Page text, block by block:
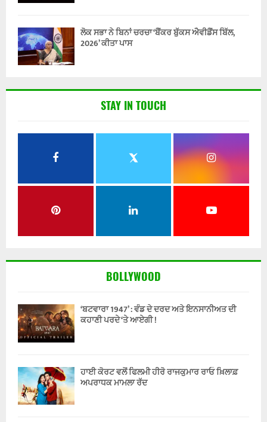
ਲੋਕ ਸਭਾ ਨੇ ਬਿਨਾਂ ਚਰਚਾ ‘ਬੈਂਕਰ ਬੁੱਕਸ ਐਵੀਡੈਂਸ ਬਿੱਲ,
2026’ ਕੀਤਾ ਪਾਸ
STAY IN TOUCH
BOLLYWOOD
‘ਬਟਵਾਰਾ 1947’ : ਵੰਡ ਦੇ ਦਰਦ ਅਤੇ ਇਨਸਾਨੀਅਤ ਦੀ
ਕਹਾਣੀ ਪਰਦੇ ‘ਤੇ ਆਏਗੀ !
ਹਾਈ ਕੋਰਟ ਵਲੋਂ ਫਿਲਮੀ ਹੀਰੋ ਰਾਜਕੁਮਾਰ ਰਾਓ ਖ਼ਿਲਾਫ਼
ਅਪਰਾਧਕ ਮਾਮਲਾ ਰੱਦ